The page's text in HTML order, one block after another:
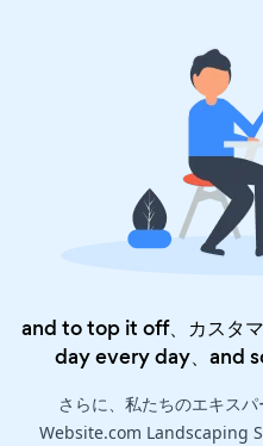
and to top it off、カスタ
day every day、and
さらに、私たちのエキスパ
Website.com Landscaping